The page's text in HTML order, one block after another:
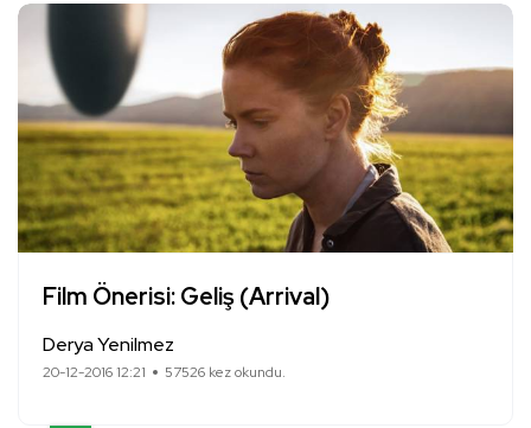
Film Önerisi: Geliş (Arrival)
Derya Yenilmez
20-12-2016 12:21 57526 kez okundu.